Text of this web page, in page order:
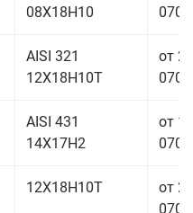
08Х18Н10
AISI 321
12Х18Н10Т
от
AISI 431
14Х17Н2
от
12Х18Н10Т
от